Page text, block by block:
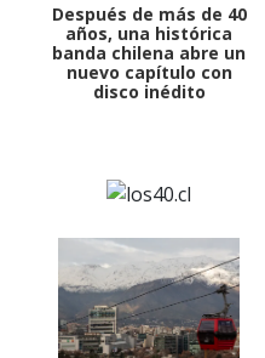
Después de más de 40
años, una histórica
banda chilena abre un
nuevo capítulo con
disco inédito